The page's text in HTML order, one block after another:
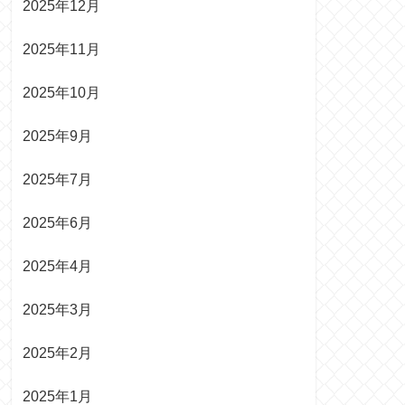
2025年12月
2025年11月
2025年10月
2025年9月
2025年7月
2025年6月
2025年4月
2025年3月
2025年2月
2025年1月